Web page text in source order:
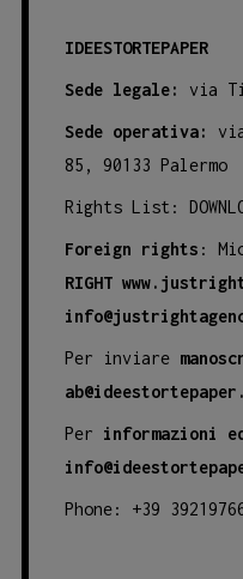
IDEESTORTEPAPER
Sede legale: via
Sede operativa:
85, 90133 Palermo
Rights List:
Foreign rights :
RIGHT
Per inviare
Per informazioni
Phone: +39